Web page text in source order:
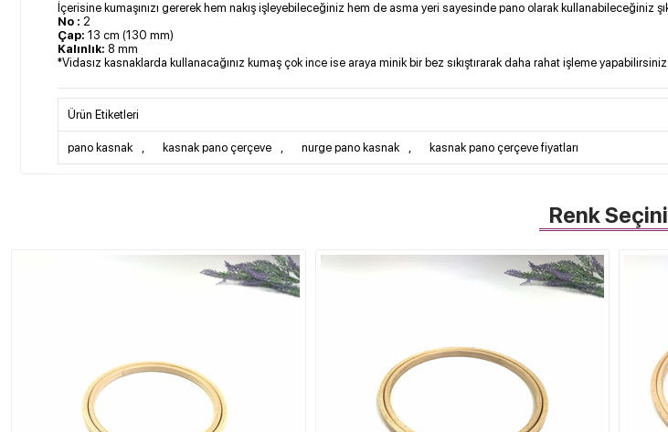
İçerisine kumaşınızı gererek hem nakış işleyebileceğiniz hem de asma yeri sayesinde pano olarak kullanabileceğiniz
No : 2
Çap: 13 cm (130 mm)
Kalınlık: 8 mm
*Vidasız kasnaklarda kullanacağınız kumaş çok ince ise araya minik bir bez sıkıştırarak daha rahat işleme yapabilirsiniz.
Ürün Etiketleri
pano kasnak , kasnak pano çerçeve , nurge pano kasnak , kasnak pano çerçeve fiyatları
Renk